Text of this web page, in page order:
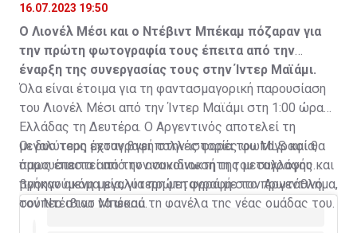
16.07.2023 19:50
Ο Λιονέλ Μέσι και ο Ντέβιντ Μπέκαμ πόζαραν για
την πρώτη φωτογραφία τους έπειτα από την
έναρξη της συνεργασίας τους στην Ίντερ Μαϊάμι.
Όλα είναι έτοιμα για τη φαντασμαγορική παρουσίαση
του Λιονέλ Μέσι από την Ίντερ Μαϊάμι στη 1:00 ώρα
Ελλάδας τη Δευτέρα. Ο Αργεντινός αποτελεί τη
μεγαλύτερη μεταγραφή στην ιστορία του MLS και θα
παρουσιαστεί από τον συνιδιοκτήτη του συλλόγου και
προηγούμενη μεγαλύτερη μεταγραφή στο πρωτάθλημα,
τον Ντέιβιντ Μπέκαμ.
Οι δυο τους έχουν βγει πολλές φορές φωτογραφία,
όμως έπειτα από την ανακοίνωση της μεταγραφής
βγήκαν ακόμα μία, για πρώτη φορά με τον Αργεντινό
σούπερ σταρ να φορά τη φανέλα της νέας ομάδας του.